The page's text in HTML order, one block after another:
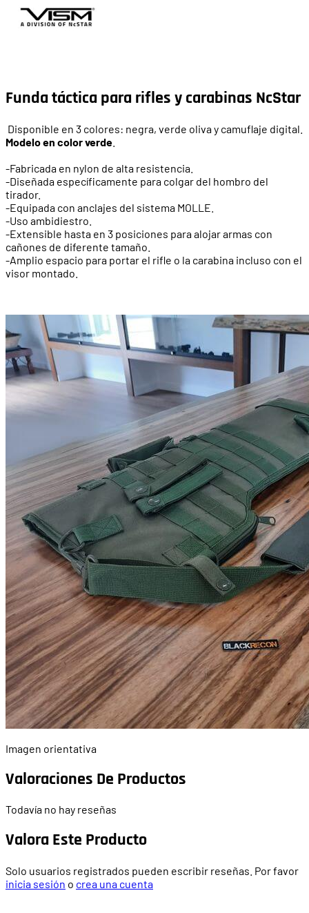
Funda táctica para rifles y carabinas NcStar
Disponible en 3 colores: negra, verde oliva y camuflaje digital.
Modelo en color verde
-Fabricada en nylon de alta resistencia.
-Diseñada específicamente para colgar del hombro del
tirador.
-Equipada con anclajes del sistema MOLLE.
-Uso ambidiestro.
-Extensible hasta en 3 posiciones para alojar armas con
cañones de diferente tamaño.
-Amplio espacio para portar el rifle o la carabina incluso con el
visor montado.
Imagen orientativa
Valoraciones De Productos
Todavía no hay reseñas
Valora Este Producto
Solo usuarios registrados pueden escribir reseñas. Por favor
inicia sesión o crea una cuenta